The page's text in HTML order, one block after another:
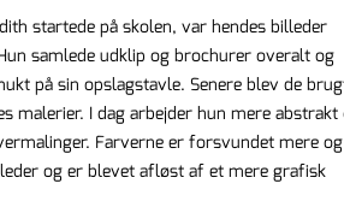
startede på skolen, var hendes billeder
samlede udklip og brochurer overalt og
på sin opslagstavle. Senere blev de
malerier. I dag arbejder hun mere abstrakt
Farverne er forsvundet mere og
og er blevet afløst af et mere grafisk